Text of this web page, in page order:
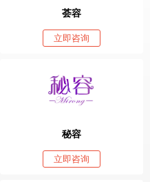
荟容
立即咨询
秘容
立即咨询